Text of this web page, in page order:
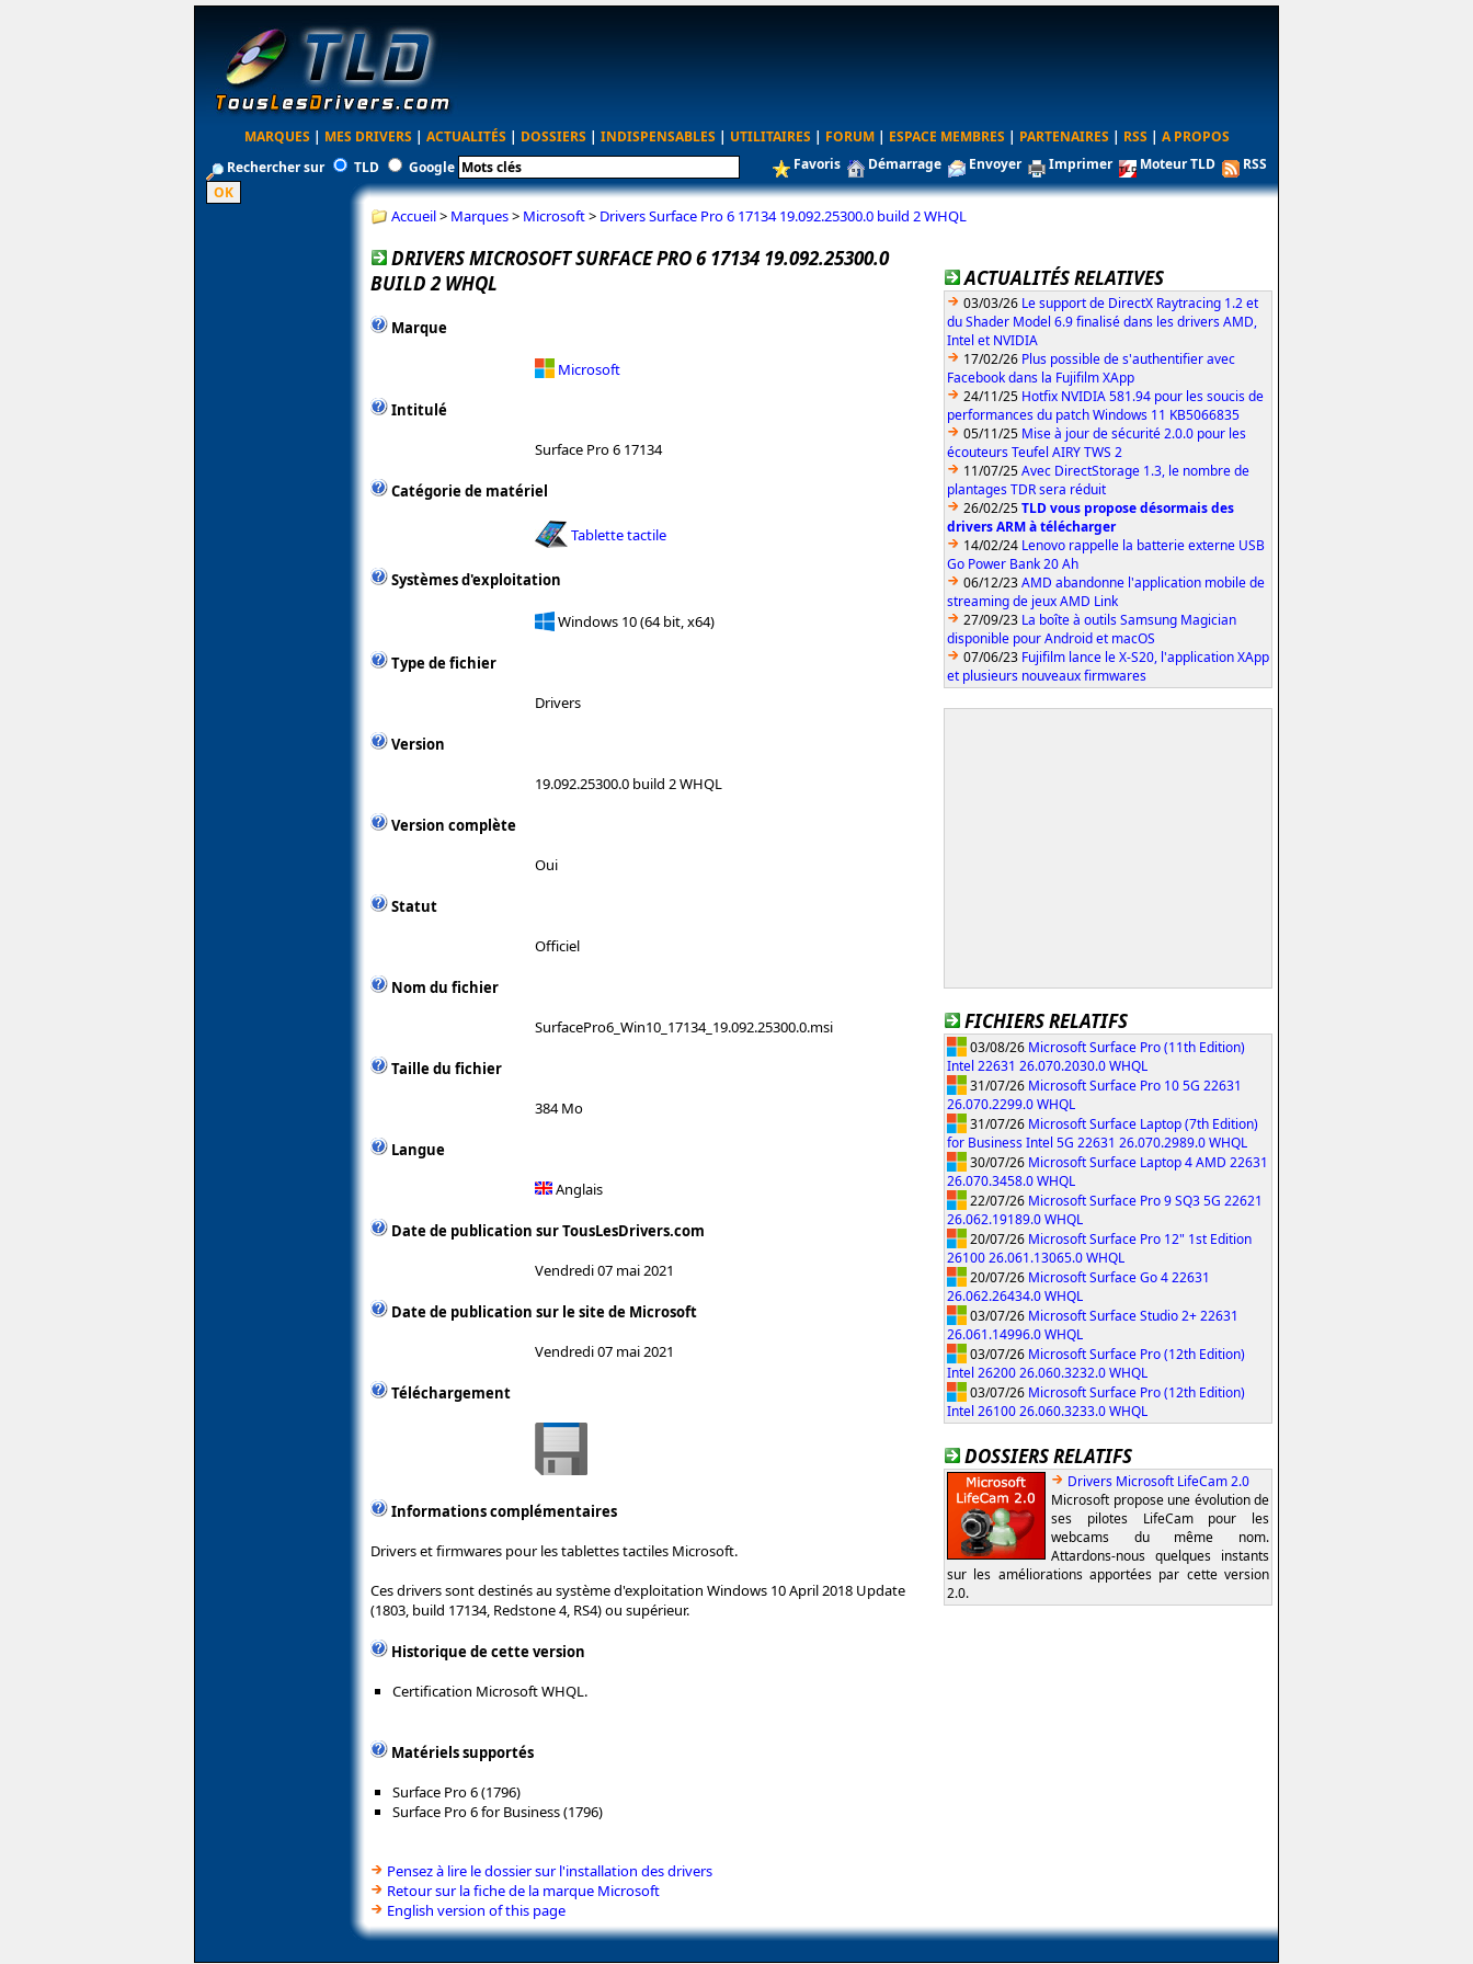
MARQUES | MES DRIVERS | ACTUALITÉS | DOSSIERS | INDISPENSABLES | UTILITAIRES | FORUM | ESPACE MEMBRES | PARTENAIRES | RSS | A PROPOS
Rechercher sur
TLD Google Favoris Démarrage Envoyer Imprimer Moteur TLD RSS
Accueil> Marques> Microsoft> Drivers Surface Pro 6 17134 19.092.25300.0 build 2 WHQL
DRIVERS MICROSOFT SURFACE PRO 6 17134 19.092.25300.0
BUILD 2 WHQL
Marque
Microsoft
Intitulé
Surface Pro 6 17134
Catégorie de matériel
Tablette tactile
Systèmes d'exploitation
Windows 10 (64 bit, x64)
Type de fichier
Drivers
Version
19.092.25300.0 build 2 WHQL
Version complète
Oui
Statut
Officiel
Nom du fichier
SurfacePro6_Win10_17134_19.092.25300.0.msi
Taille du fichier
384 Mo
Langue
Anglais
Date de publication sur TousLesDrivers.com
Vendredi 07 mai 2021
Date de publication sur le site de Microsoft
Vendredi 07 mai 2021
Téléchargement
Informations complémentaires
Drivers et firmwares pour les tablettes tactiles Microsoft.
Ces drivers sont destinés au système d'exploitation Windows 10 April 2018 Update
(1803, build 17134, Redstone 4, RS4) ou supérieur.
Historique de cette version
Certification Microsoft WHQL.
Matériels supportés
Surface Pro 6 (1796)
Surface Pro 6 for Business (1796)
Pensez à lire le dossier sur l'installation des drivers
Retour sur la fiche de la marque Microsoft
English version of this page
ACTUALITÉS RELATIVES
03/03/26 Le support de DirectX Raytracing 1.2 et
du Shader Model 6.9 finalisé dans les drivers AMD,
Intel et NVIDIA
17/02/26 Plus possible de s'authentifier avec
Facebook dans la Fujifilm XApp
24/11/25 Hotfix NVIDIA 581.94 pour les soucis de
performances du patch Windows 11 KB5066835
05/11/25 Mise à jour de sécurité 2.0.0 pour les
écouteurs Teufel AIRY TWS 2
11/07/25Avec DirectStorage 1.3, le nombre de
plantages TDR sera réduit
26/02/25TLD vous propose désormais des
drivers ARM à télécharger
14/02/24 Lenovo rappelle la batterie externe USB
Go Power Bank 20 Ah
06/12/23AMD abandonne l'application mobile de
streaming de jeux AMD Link
27/09/23 La boîte à outils Samsung Magician
disponible pour Android et macOS
07/06/23 Fujifilm lance le X-S20, l'application XApp
et plusieurs nouveaux firmwares
FICHIERS RELATIFS
03/08/26 Microsoft Surface Pro (11th Edition)
Intel 22631 26.070.2030.0 WHQL
31/07/26 Microsoft Surface Pro 10 5G 22631
26.070.2299.0 WHQL
31/07/26 Microsoft Surface Laptop (7th Edition)
for Business Intel 5G 22631 26.070.2989.0 WHQL
30/07/26 Microsoft Surface Laptop 4 AMD 22631
26.070.3458.0 WHQL
22/07/26 Microsoft Surface Pro 9 SQ3 5G 22621
26.062.19189.0 WHQL
20/07/26 Microsoft Surface Pro 12" 1st Edition
26100 26.061.13065.0 WHQL
20/07/26 Microsoft Surface Go 4 22631
26.062.26434.0 WHQL
03/07/26 Microsoft Surface Studio 2+ 22631
26.061.14996.0 WHQL
03/07/26 Microsoft Surface Pro (12th Edition)
Intel 26200 26.060.3232.0 WHQL
03/07/26 Microsoft Surface Pro (12th Edition)
Intel 26100 26.060.3233.0 WHQL
DOSSIERS RELATIFS
Drivers Microsoft LifeCam 2.0
Microsoft propose une évolution de
ses pilotes LifeCam pour les
webcams du même nom.
Attardons-nous quelques instants
sur les améliorations apportées par cette version
2.0.